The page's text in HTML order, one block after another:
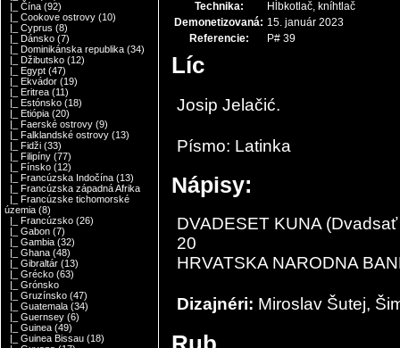
|_ Čína (92)
|_ Cookove ostrovy (10)
|_ Cyprus (8)
|_ Dánsko (7)
|_ Dominikánska republika (34)
|_ Džibutsko (12)
|_ Egypt (47)
|_ Ekvádor (19)
|_ Eritrea (11)
|_ Estónsko (18)
|_ Etiópia (20)
|_ Faerské ostrovy (9)
|_ Falklandské ostrovy (13)
|_ Fidži (33)
|_ Filipíny (77)
|_ Fínsko (12)
|_ Francúzska Indočína (13)
|_ Francúzska západná Afrika
|_ Francúzske tichomorské
územia (8)
|_ Francúzsko (26)
|_ Gabon (7)
|_ Gambia (32)
|_ Ghana (48)
|_ Gibraltár (13)
|_ Grécko (63)
|_ Grónsko
|_ Gruzínsko (47)
|_ Guatemala (34)
|_ Guernsey (6)
|_ Guinea (49)
|_ Guinea Bissau (18)
Technika:
Hĺbkotlač, kníhtlač
Demonetizovaná: 15. január 2023
Referencie:
P# 39
Líc
Josip Jelačić.
Písmo: Latinka
Nápisy:
DVADESET KUNA
20
HRVATSKA NARODNA
Dizajnéri: Miroslav Šutej,